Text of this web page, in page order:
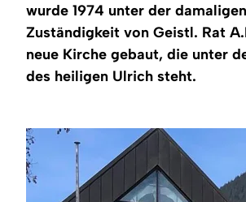
Winter
Region
Service
wurde 1974 unter der damaligen
Zuständigkeit von Geistl. Rat
neue Kirche gebaut, die unter
des heiligen Ulrich steht.